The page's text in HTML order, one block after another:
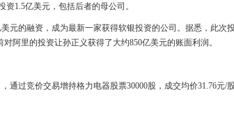
资1.5亿美元，包括后者的母公司。
元的融资，成为最新一家获得软银投资的公司。据悉，此次
阿里的投资让孙正义获得了大约850亿美元的账面利润。
通过竞价交易增持格力电器股票30000股，成交均价31.76元/